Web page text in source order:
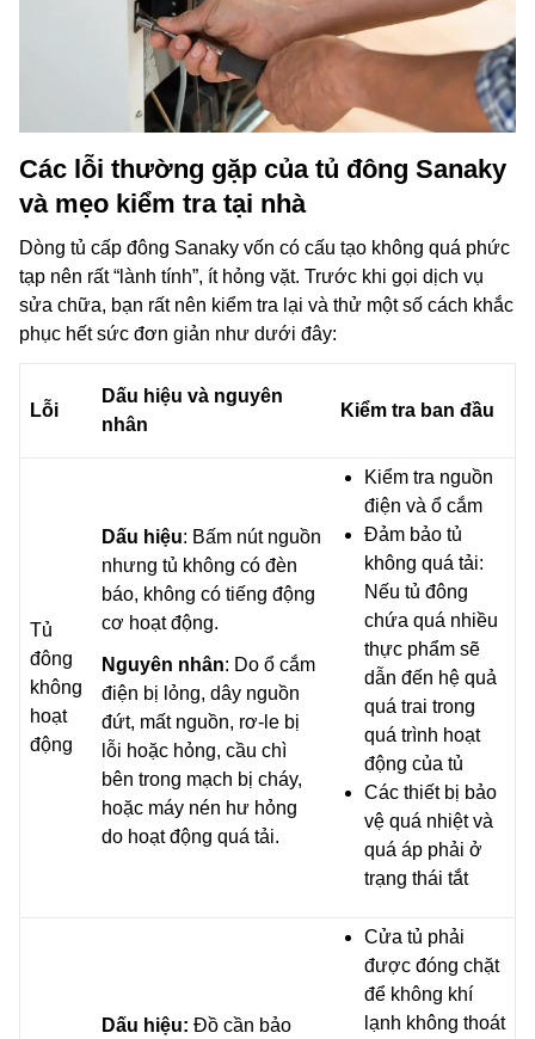
Các lỗi thường gặp của tủ đông Sanaky
và mẹo kiểm tra tại nhà
Dòng tủ cấp đông Sanaky vốn có cấu tạo không quá phức
tạp nên rất “lành tính”, ít hỏng vặt. Trước khi gọi dịch vụ
sửa chữa, bạn rất nên kiểm tra lại và thử một số cách khắc
phục hết sức đơn giản như dưới đây:
Lỗi
Dấu hiệu và nguyên
nhân
Kiểm tra ban đầu
Tủ
đông
không
hoạt
động
Dấu hiệu: Bấm nút nguồn
nhưng tủ không có đèn
báo, không có tiếng động
cơ hoạt động.
Nguyên nhân: Do ổ cắm
điện bị lỏng, dây nguồn
đứt, mất nguồn, rơ-le bị
lỗi hoặc hỏng, cầu chì
bên trong mạch bị cháy,
hoặc máy nén hư hỏng
do hoạt động quá tải.
Kiểm tra nguồn
điện và ổ cắm
Đảm bảo tủ
không quá tải:
Nếu tủ đông
chứa quá nhiều
thực phẩm sẽ
dẫn đến hệ quả
quá trai trong
quá trình hoạt
động của tủ
Các thiết bị bảo
vệ quá nhiệt và
quá áp phải ở
trạng thái tắt
Dấu hiệu: Đồ cần bảo
Cửa tủ phải
được đóng chặt
để không khí
lạnh không thoát